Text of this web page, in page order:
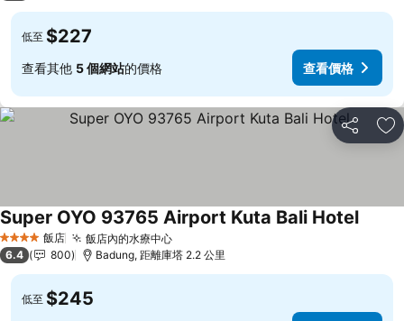
低至 $227
查看其他 5 個網站的價格 查看價格
分享 加
4 星級 飯店 飯店內的水療中心查看價格
Super OYO 93765 Airport Kuta Bali Hotel查看
6.4 800 Badung, 距離庫塔 2.2 公里
低至 $245